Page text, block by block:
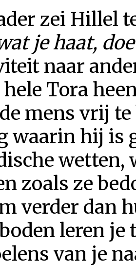
zei Hillel
je haat,
naar
Tora
mens vrij
waarin hij is
zoals ze
verder dan
leren je
van je